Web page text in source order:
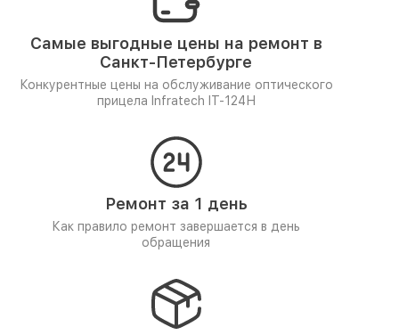
Самые выгодные цены на ремонт в
Санкт-Петербурге
Конкурентные цены на обслуживание оптического
прицела Infratech IT-124Н
Ремонт за 1 день
Как правило ремонт завершается в день
обращения